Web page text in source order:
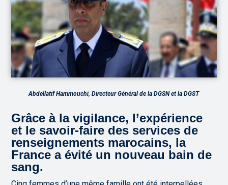
Abdellatif Hammouchi, Directeur Général de la DGSN et la DGST
Grâce à la vigilance, l’expérience
et le savoir-faire des services de
renseignements marocains, la
France a évité un nouveau bain de
sang.